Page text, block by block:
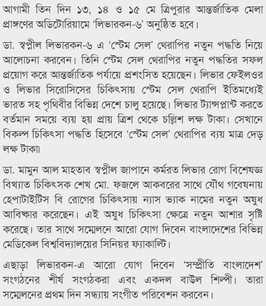
আগামী তিন দিন ১৩, ১৪ ও ১৫ মে ত্রিপুরার আন্তর্জাতিক মেলা
প্রাঙ্গণের অডিটোরিয়ামে ‘লিভারকন-৬’ অনুষ্ঠিত হবে।
ডা. স্বপ্নীল লিভারকন-৬ এ ‘স্টেম সেল’ থেরাপির নতুন পদ্ধতি নিয়ে
আলোচনা করবেন। তিনি স্টেম সেল থেরাপির নতুন পদ্ধতির সফল
প্র‍য়োগ করে আন্তর্জাতিক পর্যায়ে প্রশংসিত হয়েছেন। লিভার ফেইলওর
ও লিভার সিরোসিসের চিকিৎসায় স্টেম সেল থেরাপি ইতিমধ্যেই
ভারত সহ পৃথিবীর বিভিন্ন দেশে চালু হয়েছে। লিভার ট্যান্সপ্লান্ট করতে
বর্তমান সময়ে ব্যয় হয় প্রায় ত্রিশ থেকে চল্লিশ লক্ষ টাকা। সেখানে
বিকল্প চিকিৎসা পদ্ধতি হিসেবে ‘স্টেম সেল’ থেরাপির ব্যয় মাত্র দেড়
লক্ষ টাকা৷
ডা. মামুন আল মাহতাব স্বপ্নীল জাপানে কর্মরত লিভার রোগ বিশেষজ্ঞ
বিখ্যাত চিকিৎসক শেখ মো. ফজলে আকবরের সাথে যৌথ গবেষনায়
হেপাটাইটিস বি রোগের চিকিৎসায় ন্যাস ভ্যাক নামের নতুন অষুধ
আবিষ্কার করেছেন। এই অষুধ চিকিৎসা ক্ষেত্রে নতুন আশার সৃষ্টি
করেছে। তার সাথে সম্মেলনে আরো যোগ দিবেন বাংলাদেশের বিভিন্ন
মেডিকেল বিশ্ববিদ্যালয়ের সিনিয়র ফ্যাকাল্টি।
এছাড়া লিভারকন-এ আরো যোগ দিবেন ‘সম্প্রীতি বাংলাদেশ’
সংগঠনের শীর্ষ সংগঠকরা এবং একদল বাউল শিল্পী। তারা
সম্মেলনের প্রথম দিন সন্ধ্যায় সংগীত পরিবেশন করবেন।